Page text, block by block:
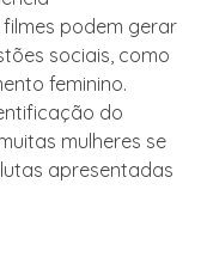
podem gerar
sociais, como
feminino.
do
mulheres se
apresentadas